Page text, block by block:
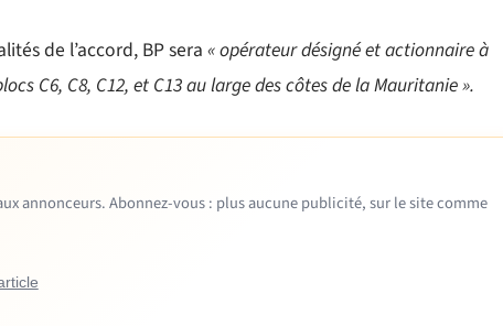
de l’accord, BP sera « opérateur désigné et actionnaire à
C6, C8, C12, et C13 au large des côtes de la Mauritanie ».
annonceurs. Abonnez-vous : plus aucune publicité, sur le site comme